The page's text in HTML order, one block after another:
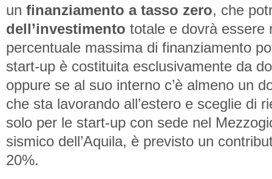
un finanziamento a tasso zero, che
dell’investimento totale e dovrà essere
percentuale massima di finanziamento
start-up è costituita esclusivamente da
oppure se al suo interno c’è almeno un
che sta lavorando all’estero e sceglie di
solo per le start-up con sede nel
sismico dell’Aquila, è previsto un
20%.